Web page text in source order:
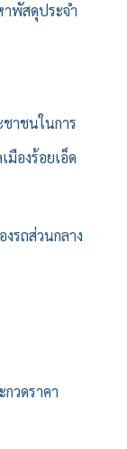
พัสดุประจำ
าชนในการ
มืองร้อยเอ็ด
รถส่วนกลาง
วดราคา